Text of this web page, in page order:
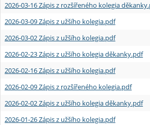
2026-03-16 Zápis z rozšířeného kolegia
2026-03-09 Zápis z užšího kolegia.pdf
2026-03-02 Zápis z užšího kolegia.pdf
2026-02-23 Zápis z užšího kolegia děkanky.pdf
2026-02-16 Zápis z užšího kolegia.pdf
2026-02-09 Zápis z rozšířeného kolegia.pdf
2026-02-02 Zápis z užšího kolegia děkanky.pdf
2026-01-26 Zápis z užšího kolegia.pdf